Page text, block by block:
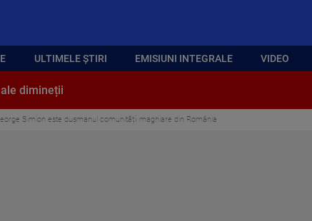
ULTIMELE ȘTIRI EMISIUNI INTEGRALE VIDEO
dimineții
Simion este dușmanul comunității maghiare din România